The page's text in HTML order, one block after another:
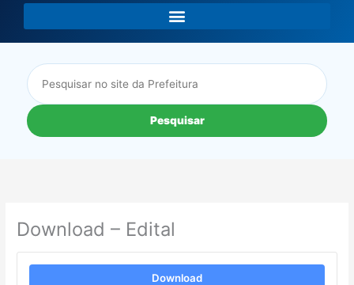
Pesquisar
Download – Edital
Download